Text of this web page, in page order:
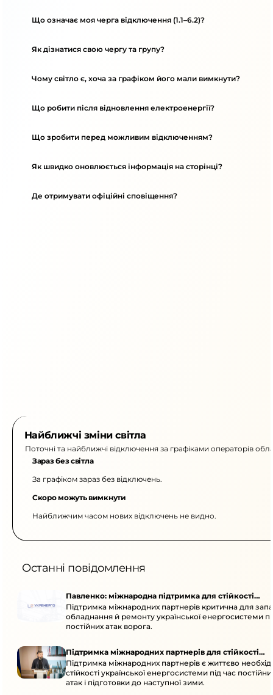
Що означає моя черга відключення (1.1–6.2)?
Як дізнатися свою чергу та групу?
Чому світло є, хоча за графіком його мали вимкнути?
Що робити після відновлення електроенергії?
Що зробити перед можливим відключенням?
Як швидко оновлюється інформація на сторінці?
Де отримувати офіційні сповіщення?
Найближчі зміни світла
Поточні та найближчі відключення за графіками операторів
Зараз без світла
За графіком зараз без відключень.
Скоро можуть вимкнути
Найближчим часом нових відключень не видно.
Останні повідомлення
Павленко: міжнародна підтримка для стійкості
енергосистеми
Підтримка міжнародних партнерів критична для
обладнання й ремонту української енергосистеми
постійних атак ворога.
Підтримка міжнародних партнерів для стійкості
енергосистеми
Підтримка міжнародних партнерів є життєво
стійкості української енергосистеми під час
атак і підготовки до наступної зими.